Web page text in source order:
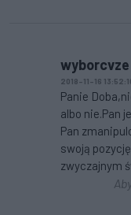
2018-11-16
Panie
albo nie.Pan
Pan
swoją
zwyczajnym